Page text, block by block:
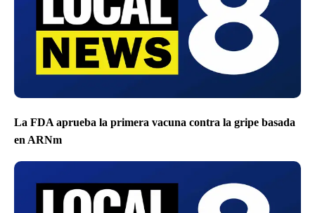
La FDA aprueba la primera vacuna contra la gripe basada
en ARNm